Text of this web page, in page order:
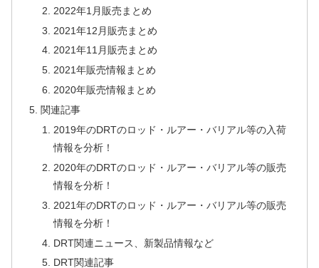
2022年1月販売まとめ
2021年12月販売まとめ
2021年11月販売まとめ
2021年販売情報まとめ
2020年販売情報まとめ
関連記事
2019年のDRTのロッド・ルアー・バリアル等の入荷
情報を分析！
2020年のDRTのロッド・ルアー・バリアル等の販売
情報を分析！
2021年のDRTのロッド・ルアー・バリアル等の販売
情報を分析！
DRT関連ニュース、新製品情報など
DRT関連記事